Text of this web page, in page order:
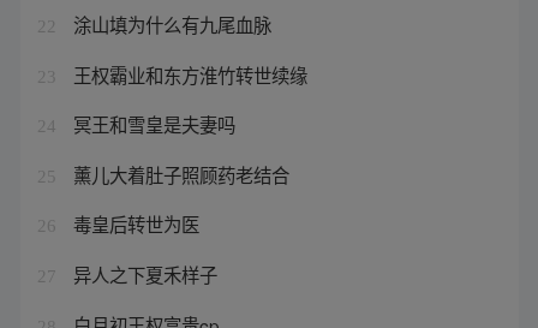
22 涂山填为什么有九尾血脉
23 王权霸业和东方淮竹转世续缘
24 冥王和雪皇是夫妻吗
25 薰儿大着肚子照顾药老结合
26 毒皇后转世为医
27 异人之下夏禾样子